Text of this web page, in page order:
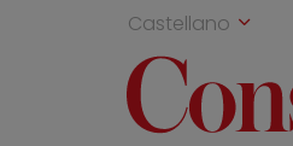
Castellano